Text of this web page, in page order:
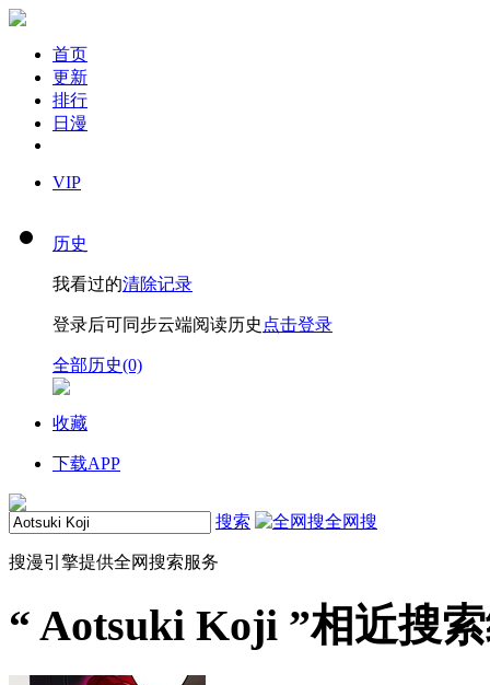
首页
更新
排行
日漫
VIP
历史
我看过的清除记录
登录后可同步云端阅读历史 点击登录
全部历史(0)
收藏
下载APP
搜索 全网搜
搜漫引擎提供全网搜索服务
“ Aotsuki Koji ”相近搜